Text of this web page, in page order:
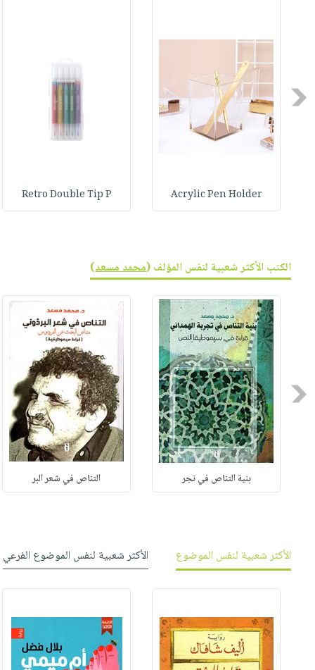
خدمات
وفرات
انشر
تواصل
معنا
التسوق
الإصدارات
Previous
Acrylic Pen Holder
Retro Double Tip P
الكتب الأكثر شعبية لنفس المؤلف (محمد مسعد)
Previous
بنية التناص في تجر التناص في شعر البر
الأكثر شعبية لنفس الموضوع الأكثر شعبية لنفس الموضوع الفرعي